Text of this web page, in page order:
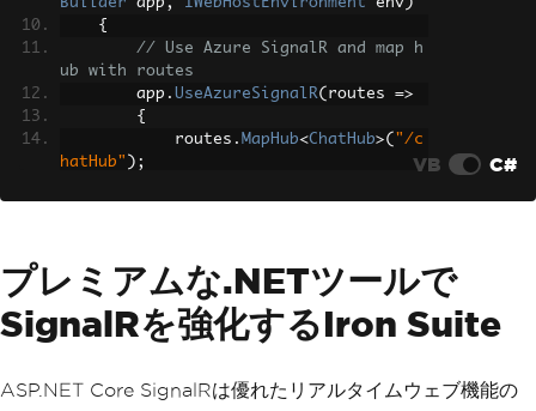
{
// Use Azure SignalR and map h
ub with routes
        app
. UseAzureSignalR( routes =>
{
            routes
. MapHub<ChatHub>( "/c
hatHub" );
VB C#
プレミアムな.NETツールで
SignalRを強化するIron Suite
ASP.NET Core SignalRは優れたリアルタイムウェブ機能の